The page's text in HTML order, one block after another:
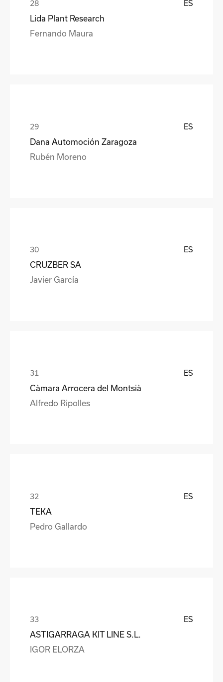
ES
Lida Plant Research
Fernando Maura
ES
Dana Automoción Zaragoza
Rubén Moreno
ES
CRUZBER SA
Javier García
ES
Càmara Arrocera del Montsià
Alfredo Ripolles
ES
TEKA
Pedro Gallardo
ES
ASTIGARRAGA KIT LINE S.L.
IGOR ELORZA